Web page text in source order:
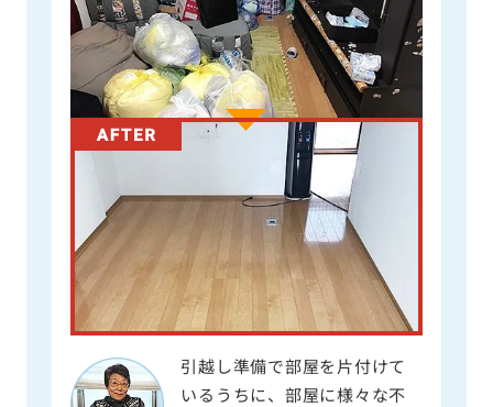
引越し準備で部屋を片付けて
いるうちに、部屋に様々な不